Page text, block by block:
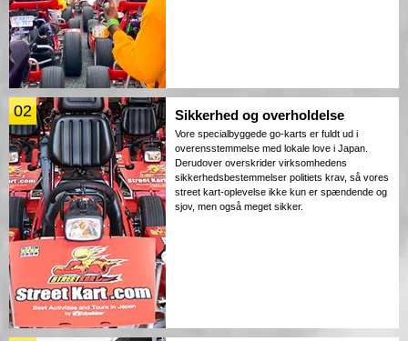
02 Sikkerhed og overholdelse
Vore specialbyggede go-karts er fuldt ud i
overensstemmelse med lokale love i Japan.
Derudover overskrider virksomhedens
sikkerhedsbestemmelser politiets krav, så vores
street kart-oplevelse ikke kun er spændende og
sjov, men også meget sikker.